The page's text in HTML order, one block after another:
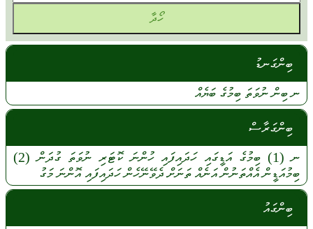
ބިންގަނޑު
ނބިންނުވަތަ ބިމުގެ ބަޔެއް
ބިންގަރާސް
ނ (1) ބިމުގެއަޑީގައިހަދައިފައިހުންނަކޮޓަރިނުވަތަގުދަން (2)
ބިމުއަޑީންއެއްތަނުންއަނެއް ތަނަށްދެވޭނޭހެންހަދައިފައިއޮންނަމަގު
ބިންގައު